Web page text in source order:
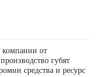
компании от
губят
средства и ресурс